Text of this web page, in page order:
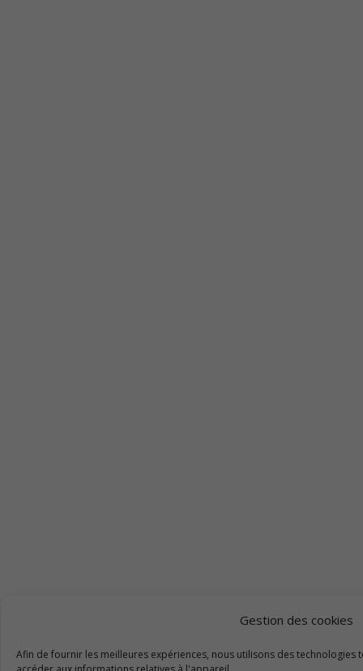
Gestion des cookies
Afin de fournir les meilleures expériences, nous utilisons des